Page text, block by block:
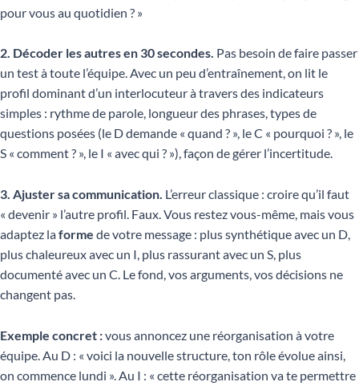
pour vous au quotidien ? »
2. Décoder les autres en 30 secondes. Pas besoin de faire passer
un test à toute l’équipe. Avec un peu d’entraînement, on lit le
profil dominant d’un interlocuteur à travers des indicateurs
simples : rythme de parole, longueur des phrases, types de
questions posées (le D demande « quand ? », le C « pourquoi ? », le
S « comment ? », le I « avec qui ? »), façon de gérer l’incertitude.
3. Ajuster sa communication. L’erreur classique : croire qu’il faut
« devenir » l’autre profil. Faux. Vous restez vous-même, mais vous
adaptez laforme de votre message : plus synthétique avec un D,
plus chaleureux avec un I, plus rassurant avec un S, plus
documenté avec un C. Le fond, vos arguments, vos décisions ne
changent pas.
Exemple concret :vous annoncez une réorganisation à votre
équipe. Au D : « voici la nouvelle structure, ton rôle évolue ainsi,
on commence lundi ». Au I : « cette réorganisation va te permettre